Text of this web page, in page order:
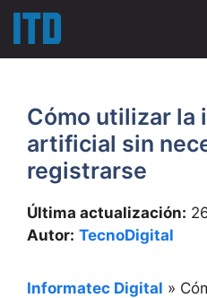
Saltar
contenido
Cómo utilizar la
artificial sin
registrarse
Última actualización:
Autor: TecnoDigital
Informatec Digital »